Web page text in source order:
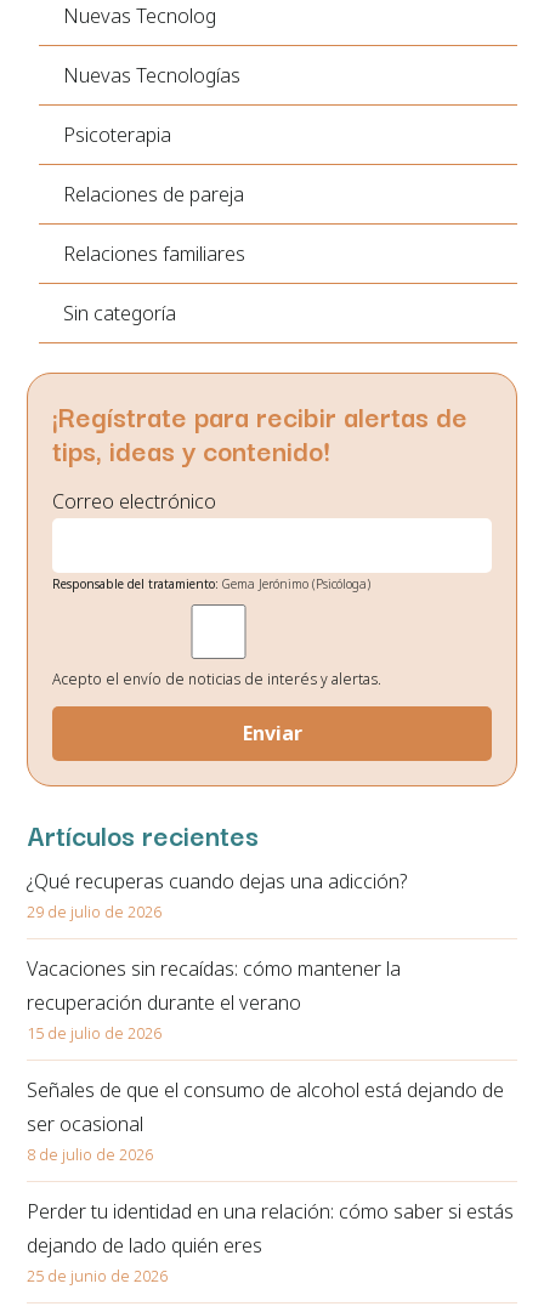
Nuevas Tecnolog
Nuevas Tecnologías
Psicoterapia
Relaciones de pareja
Relaciones familiares
Sin categoría
¡Regístrate para recibir alertas de
tips, ideas y contenido!
Correo electrónico
Responsable del tratamiento: Gema Jerónimo (Psicóloga)
Gestión de envío de noticias de interés.
obligación legal.
Derechos:
Podrá ejercitar los derechos de acceso, rectificación, supresión,
oposición, portabilidad y retirada de consentimiento de sus datos personales
en la dirección de correo electrónico. En la política de privacidad de la página
web podrá ampliar está información.
Acepto el envío de noticias de interés y alertas.
Artículos recientes
¿Qué recuperas cuando dejas una adicción?
29 de julio de 2026
Vacaciones sin recaídas: cómo mantener la
recuperación durante el verano
15 de julio de 2026
Señales de que el consumo de alcohol está dejando de
ser ocasional
8 de julio de 2026
Perder tu identidad en una relación: cómo saber si estás
dejando de lado quién eres
25 de junio de 2026